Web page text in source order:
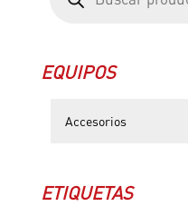
productos
EQUIPOS
ETIQUETAS